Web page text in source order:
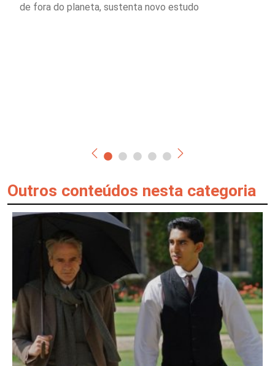
de fora do planeta, sustenta novo estudo
Outros conteúdos nesta categoria